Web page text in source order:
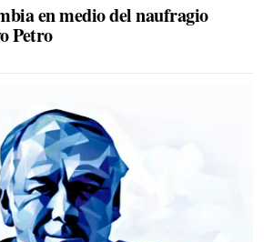
en medio del naufragio
Petro